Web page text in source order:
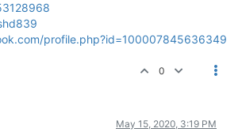
profile.php?id=100007845636349
0
May 15, 2020, 3:19 PM